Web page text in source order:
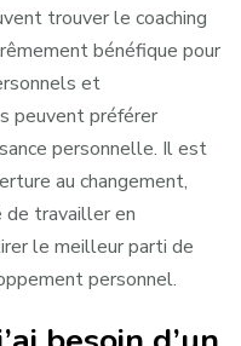
trouver le coaching
bénéfique pour
et
peuvent préférer
personnelle. Il est
au changement,
travailler en
le meilleur parti de
personnel.